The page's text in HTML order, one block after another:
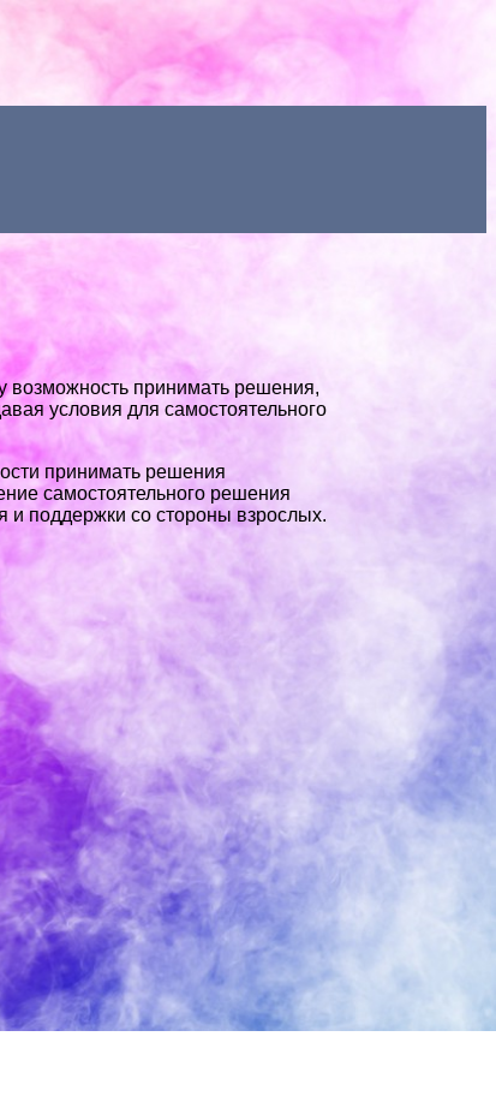
возможность принимать решения,
условия для самостоятельного
принимать решения
самостоятельного решения
и поддержки со стороны взрослых.